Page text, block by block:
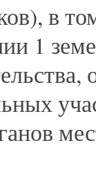
в
1